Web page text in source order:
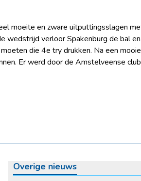
moeite en zware uitputtingsslagen
wedstrijd verloor Spakenburg de bal
die 4e try drukken. Na een
Er werd door de Amstelveense
Overige nieuws